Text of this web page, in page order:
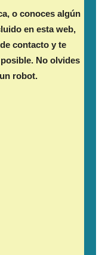
o conoces algún
en esta web,
contacto y te
No olvides
robot.